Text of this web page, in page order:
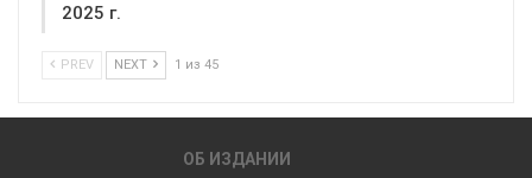
2025 г.
PREV NEXT 1 из 45
ОБ ИЗДАНИИ